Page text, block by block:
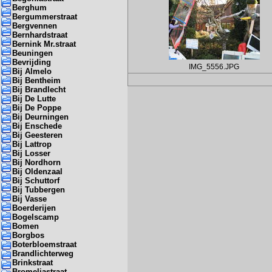
Berghum
Bergummerstraat
Bergvennen
Bernhardstraat
Bernink Mr.straat
Beuningen
Bevrijding
Bij Almelo
Bij Bentheim
Bij Brandlecht
Bij De Lutte
Bij De Poppe
Bij Deurningen
Bij Enschede
Bij Geesteren
Bij Lattrop
Bij Losser
Bij Nordhorn
Bij Oldenzaal
Bij Schuttorf
Bij Tubbergen
Bij Vasse
Boerderijen
Bogelscamp
Bomen
Borgbos
Boterbloemstraat
Brandlichterweg
Brinkstraat
IMG_5556.JPG